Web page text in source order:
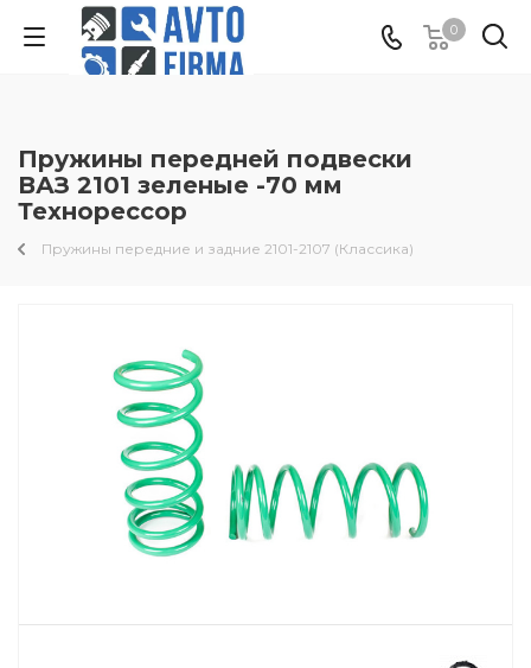
0
Пружины передней подвески
ВАЗ 2101 зеленые -70 мм
Технорессор
Пружины передние и задние 2101-2107 (Классика)